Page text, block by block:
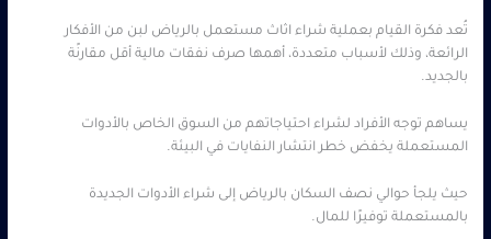
تُعد فكرة القيام بعملية شراء اثاث مستعمل بالرياض لبن من الأفكار
الرائعة، وذلك لأسباب متعددة، أهمها صرف نفقات مالية أقل مقارنًة
بالجديد.
يساهم توجه الأفراد لشراء احتياجاتهم من السوق الخاص بالأدوات
المستعملة يخفض خطر انتشار النفايات في البيئة.
حيث يلجأ حوالي نصف السكان بالرياض إلى شراء الأدوات الجديدة
بالمستعملة توفيرًا للمال.